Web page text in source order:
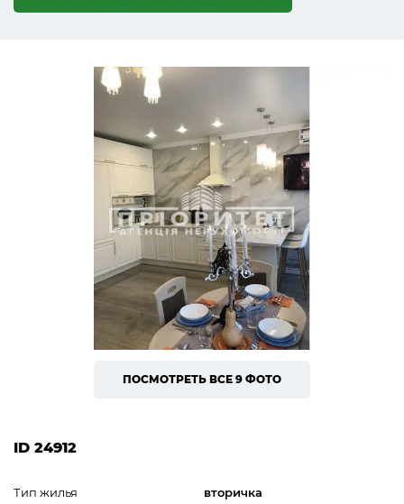
ПОСМОТРЕТЬ ВСЕ 9 ФОТО
ID 24912
Тип жилья вторичка